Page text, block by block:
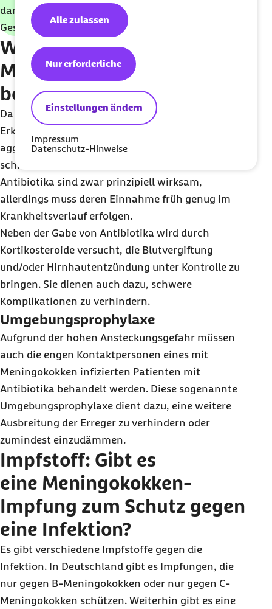
Einstellungen ändern
Nur erforderliche
Alle zulassen
Impressum
Datenschutz-Hinweise
darauf muss vom behandelnden Arzt an das
Gesundheitsamt gemeldet werden.
Wie kann eine
Meningokokken-Infektion
behandelt werden?
Da durch Meningokokken verursachte
Erkrankungen plötzlich auftreten und sehr
aggressiv sind, muss die Behandlung enorm
schnell gehen.
Antibiotika sind zwar prinzipiell wirksam,
allerdings muss deren Einnahme früh genug im
Krankheitsverlauf erfolgen.
Neben der Gabe von Antibiotika wird durch
Kortikosteroide versucht, die Blutvergiftung
und/oder Hirnhautentzündung unter Kontrolle zu
bringen. Sie dienen auch dazu, schwere
Komplikationen zu verhindern.
Umgebungsprophylaxe
Aufgrund der hohen Ansteckungsgefahr müssen
auch die engen Kontaktpersonen eines mit
Meningokokken infizierten Patienten mit
Antibiotika behandelt werden. Diese sogenannte
Umgebungsprophylaxe dient dazu, eine weitere
Ausbreitung der Erreger zu verhindern oder
zumindest einzudämmen.
Impfstoff: Gibt es
eine Meningokokken-
Impfung zum Schutz gegen
eine Infektion?
Es gibt verschiedene Impfstoffe gegen die
Infektion. In Deutschland gibt es Impfungen, die
nur gegen B-Meningokokken oder nur gegen C-
Meningokokken schützen. Weiterhin gibt es eine